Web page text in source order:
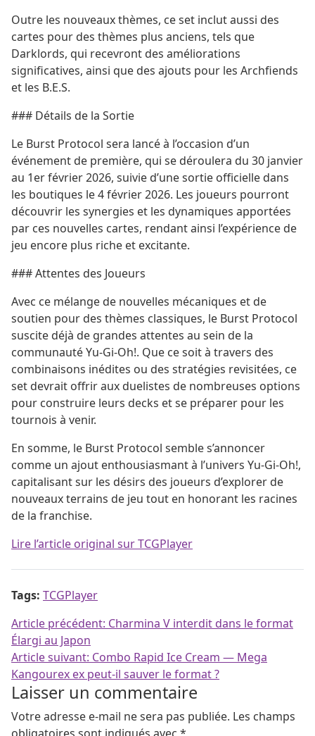
Outre les nouveaux thèmes, ce set inclut aussi des
cartes pour des thèmes plus anciens, tels que
Darklords, qui recevront des améliorations
significatives, ainsi que des ajouts pour les Archfiends
et les B.E.S.
### Détails de la Sortie
Le Burst Protocol sera lancé à l’occasion d’un
événement de première, qui se déroulera du 30 janvier
au 1er février 2026, suivie d’une sortie officielle dans
les boutiques le 4 février 2026. Les joueurs pourront
découvrir les synergies et les dynamiques apportées
par ces nouvelles cartes, rendant ainsi l’expérience de
jeu encore plus riche et excitante.
### Attentes des Joueurs
Avec ce mélange de nouvelles mécaniques et de
soutien pour des thèmes classiques, le Burst Protocol
suscite déjà de grandes attentes au sein de la
communauté Yu-Gi-Oh!. Que ce soit à travers des
combinaisons inédites ou des stratégies revisitées, ce
set devrait offrir aux duelistes de nombreuses options
pour construire leurs decks et se préparer pour les
tournois à venir.
En somme, le Burst Protocol semble s’annoncer
comme un ajout enthousiasmant à l’univers Yu-Gi-Oh!,
capitalisant sur les désirs des joueurs d’explorer de
nouveaux terrains de jeu tout en honorant les racines
de la franchise.
Lire l’article original sur TCGPlayer
Tags: TCGPlayer
Navigation de l’article
Article précédent: Charmina V interdit dans le format
Élargi au Japon
Article suivant: Combo Rapid Ice Cream — Mega
Kangourex ex peut-il sauver le format ?
Laisser un commentaire
Votre adresse e-mail ne sera pas publiée. Les champs